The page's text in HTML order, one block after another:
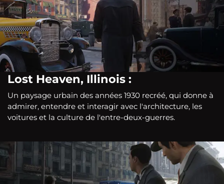
Lost Heaven, Illinois :
Un paysage urbain des années 1930 recréé, qui donne à
admirer, entendre et interagir avec l'architecture, les
voitures et la culture de l'entre-deux-guerres.